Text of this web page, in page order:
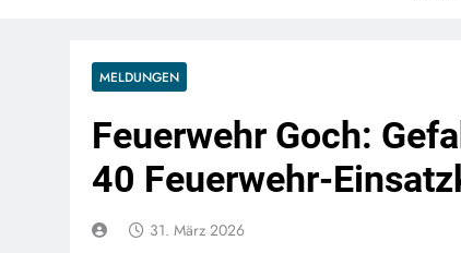
MELDUNGEN
Feuerwehr Goch:
40 Feuerwehr-
31. März 2026